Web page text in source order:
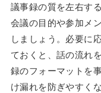
議事録の質を左右す
会議の目的や参加メ
しましょう。必要に
ておくと、話の流れ
録のフォーマットを
け漏れを防ぎやすく